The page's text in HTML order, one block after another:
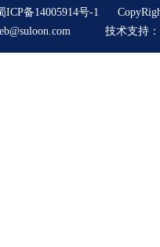
ICP备14005914号-1
技术支持